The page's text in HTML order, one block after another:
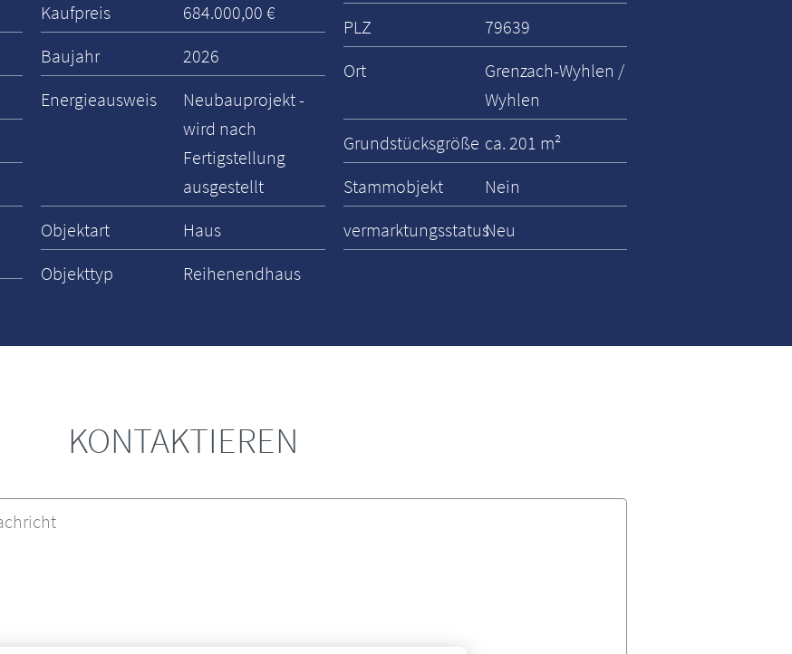
Kaufpreis
684.000,00 €
Baujahr
2026
Energieausweis
Neubauprojekt -
wird nach
Fertigstellung
ausgestellt
Objektart
Haus
Objekttyp
Reihenendhaus
PLZ
79639
Ort
Grenzach-Wyhlen /
Wyhlen
Grundstücksgröße ca. 201 m²
Stammobjekt
Nein
vermarktungsstatusNeu
KONTAKTIEREN